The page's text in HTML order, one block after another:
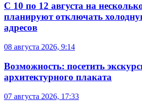
С 10 по 12 августа на
планируют отключать
адресов
08 августа 2026, 9:14
Возможность: посетить
архитектурного плаката
07 августа 2026, 17:33